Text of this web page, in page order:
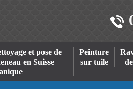
et pose de
en Suisse
Peinture
sur tuile